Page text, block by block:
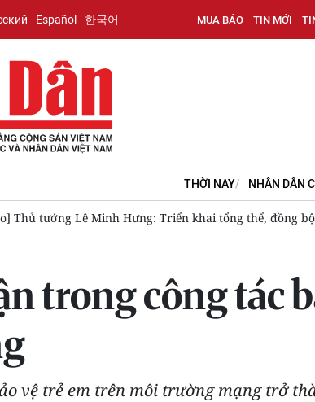
Español 한국어 MUA BÁO TIN MỚI
THỜI NAY NHÂN DÂN
Thủ tướng Lê Minh Hưng: Triển khai tổng thể, đồng
trong công tác
vệ trẻ em trên môi trường mạng trở